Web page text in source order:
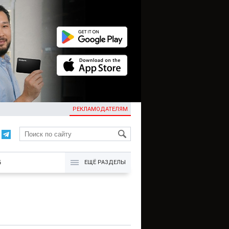
РЕКЛАМОДАТЕЛЯМ
KG
ЕЩЁ РАЗДЕЛЫ